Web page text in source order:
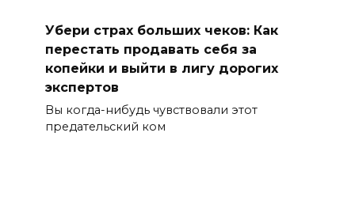
Убери страх больших чеков: Как
перестать продавать себя за
копейки и выйти в лигу дорогих
экспертов
Вы когда-нибудь чувствовали этот
предательский ком